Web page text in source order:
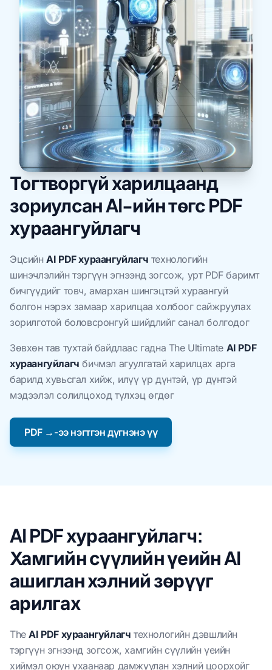
Тогтворгүй харилцаанд
зориулсан AI-ийн төгс PDF
хураангуйлагч
ЭцсийнAI PDF хураангуйлагч технологийн
шинэчлэлийн тэргүүн эгнээнд зогсож, урт PDF баримт
бичгүүдийг товч, амархан шингэцтэй хураангуй
болгон нэрэх замаар харилцаа холбоог сайжруулах
зорилготой боловсронгуй шийдлийг санал болгодог
Зөвхөн тав тухтай байдлаас гадна The Ultimate AI PDF
хураангуйлагч бичмэл агуулгатай харилцах арга
барилд хувьсгал хийж, илүү үр дүнтэй, үр дүнтэй
мэдээлэл солилцоход түлхэц өгдөг
PDF →-ээ нэгтгэн дүгнэнэ үү
AI PDF хураангуйлагч:
Хамгийн сүүлийн үеийн AI
ашиглан хэлний зөрүүг
арилгах
TheAI PDF хураангуйлагч технологийн дэвшлийн
тэргүүн эгнээнд зогсож, хамгийн сүүлийн үеийн
хиймэл оюун ухаанаар дамжуулан хэлний цоорхойг